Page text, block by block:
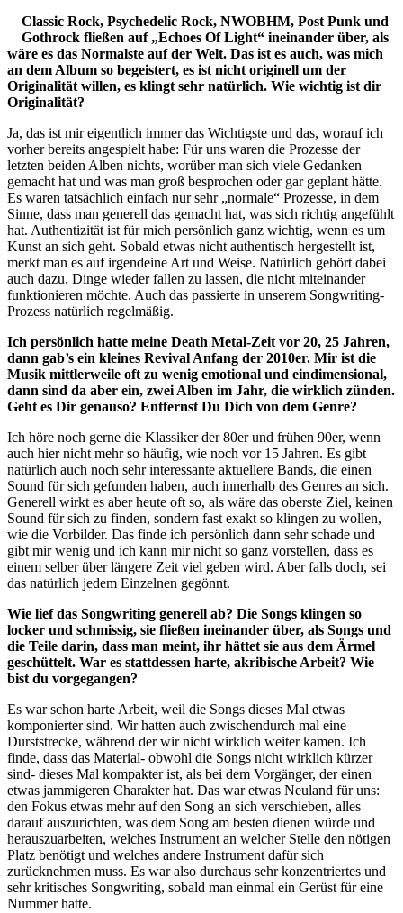
Classic Rock, Psychedelic Rock, NWOBHM, Post Punk und
Gothrock fließen auf „Echoes Of Light“ ineinander über, als
wäre es das Normalste auf der Welt. Das ist es auch, was mich
an dem Album so begeistert, es ist nicht originell um der
Originalität willen, es klingt sehr natürlich. Wie wichtig ist dir
Originalität?
Ja, das ist mir eigentlich immer das Wichtigste und das, worauf ich
vorher bereits angespielt habe: Für uns waren die Prozesse der
letzten beiden Alben nichts, worüber man sich viele Gedanken
gemacht hat und was man groß besprochen oder gar geplant hätte.
Es waren tatsächlich einfach nur sehr „normale“ Prozesse, in dem
Sinne, dass man generell das gemacht hat, was sich richtig angefühlt
hat. Authentizität ist für mich persönlich ganz wichtig, wenn es um
Kunst an sich geht. Sobald etwas nicht authentisch hergestellt ist,
merkt man es auf irgendeine Art und Weise. Natürlich gehört dabei
auch dazu, Dinge wieder fallen zu lassen, die nicht miteinander
funktionieren möchte. Auch das passierte in unserem Songwriting-
Prozess natürlich regelmäßig.
Ich persönlich hatte meine Death Metal-Zeit vor 20, 25 Jahren,
dann gab’s ein kleines Revival Anfang der 2010er. Mir ist die
Musik mittlerweile oft zu wenig emotional und eindimensional,
dann sind da aber ein, zwei Alben im Jahr, die wirklich zünden.
Geht es Dir genauso? Entfernst Du Dich von dem Genre?
Ich höre noch gerne die Klassiker der 80er und frühen 90er, wenn
auch hier nicht mehr so häufig, wie noch vor 15 Jahren. Es gibt
natürlich auch noch sehr interessante aktuellere Bands, die einen
Sound für sich gefunden haben, auch innerhalb des Genres an sich.
Generell wirkt es aber heute oft so, als wäre das oberste Ziel, keinen
Sound für sich zu finden, sondern fast exakt so klingen zu wollen,
wie die Vorbilder. Das finde ich persönlich dann sehr schade und
gibt mir wenig und ich kann mir nicht so ganz vorstellen, dass es
einem selber über längere Zeit viel geben wird. Aber falls doch, sei
das natürlich jedem Einzelnen gegönnt.
Wie lief das Songwriting generell ab? Die Songs klingen so
locker und schmissig, sie fließen ineinander über, als Songs und
die Teile darin, dass man meint, ihr hättet sie aus dem Ärmel
geschüttelt. War es stattdessen harte, akribische Arbeit? Wie
bist du vorgegangen?
Es war schon harte Arbeit, weil die Songs dieses Mal etwas
komponierter sind. Wir hatten auch zwischendurch mal eine
Durststrecke, während der wir nicht wirklich weiter kamen. Ich
finde, dass das Material- obwohl die Songs nicht wirklich kürzer
sind- dieses Mal kompakter ist, als bei dem Vorgänger, der einen
etwas jammigeren Charakter hat. Das war etwas Neuland für uns:
den Fokus etwas mehr auf den Song an sich verschieben, alles
darauf auszurichten, was dem Song am besten dienen würde und
herauszuarbeiten, welches Instrument an welcher Stelle den nötigen
Platz benötigt und welches andere Instrument dafür sich
zurücknehmen muss. Es war also durchaus sehr konzentriertes und
sehr kritisches Songwriting, sobald man einmal ein Gerüst für eine
Nummer hatte.